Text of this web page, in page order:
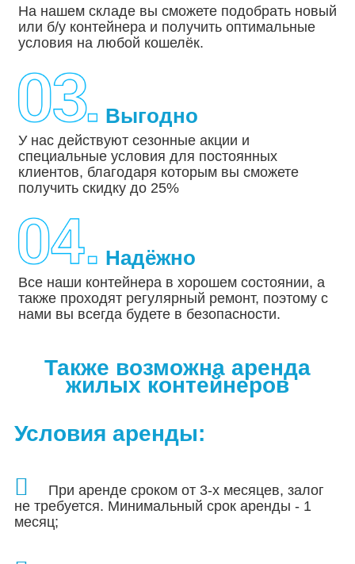
На нашем складе вы сможете подобрать новый
или б/у контейнера и получить оптимальные
условия на любой кошелёк.
Выгодно
У нас действуют сезонные акции и
специальные условия для постоянных
клиентов, благодаря которым вы сможете
получить скидку до 25%
Надёжно
Все наши контейнера в хорошем состоянии, а
также проходят регулярный ремонт, поэтому с
нами вы всегда будете в безопасности.
Также возможна аренда
жилых контейнеров
Условия аренды:
При аренде сроком от 3-х месяцев, залог
не требуется. Минимальный срок аренды - 1
месяц;